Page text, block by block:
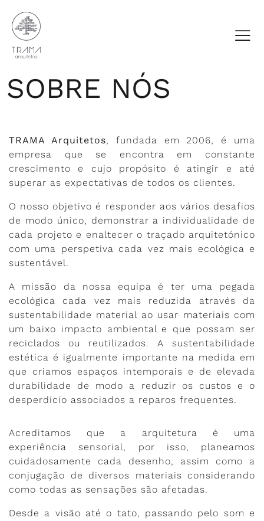
SOBRE NÓS
TRAMA Arquitetos, fundada em 2006, é uma
empresa que se encontra em constante
crescimento e cujo propósito é atingir e até
superar as expectativas de todos os clientes.
O nosso objetivo é responder aos vários desafios
de modo único, demonstrar a individualidade de
cada projeto e enaltecer o traçado arquitetónico
com uma perspetiva cada vez mais ecológica e
sustentável.
A missão da nossa equipa é ter uma pegada
ecológica cada vez mais reduzida através da
sustentabilidade material ao usar materiais com
um baixo impacto ambiental e que possam ser
reciclados ou reutilizados. A sustentabilidade
estética é igualmente importante na medida em
que criamos espaços intemporais e de elevada
durabilidade de modo a reduzir os custos e o
desperdício associados a reparos frequentes.
Acreditamos que a arquitetura é uma
experiência sensorial, por isso, planeamos
cuidadosamente cada desenho, assim como a
conjugação de diversos materiais considerando
como todas as sensações são afetadas.
Desde a visão até o tato, passando pelo som e